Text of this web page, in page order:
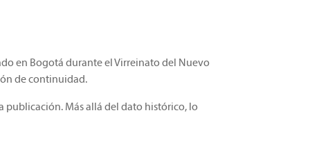
en Bogotá durante el Virreinato del Nuevo
de continuidad.
publicación. Más allá del dato histórico, lo